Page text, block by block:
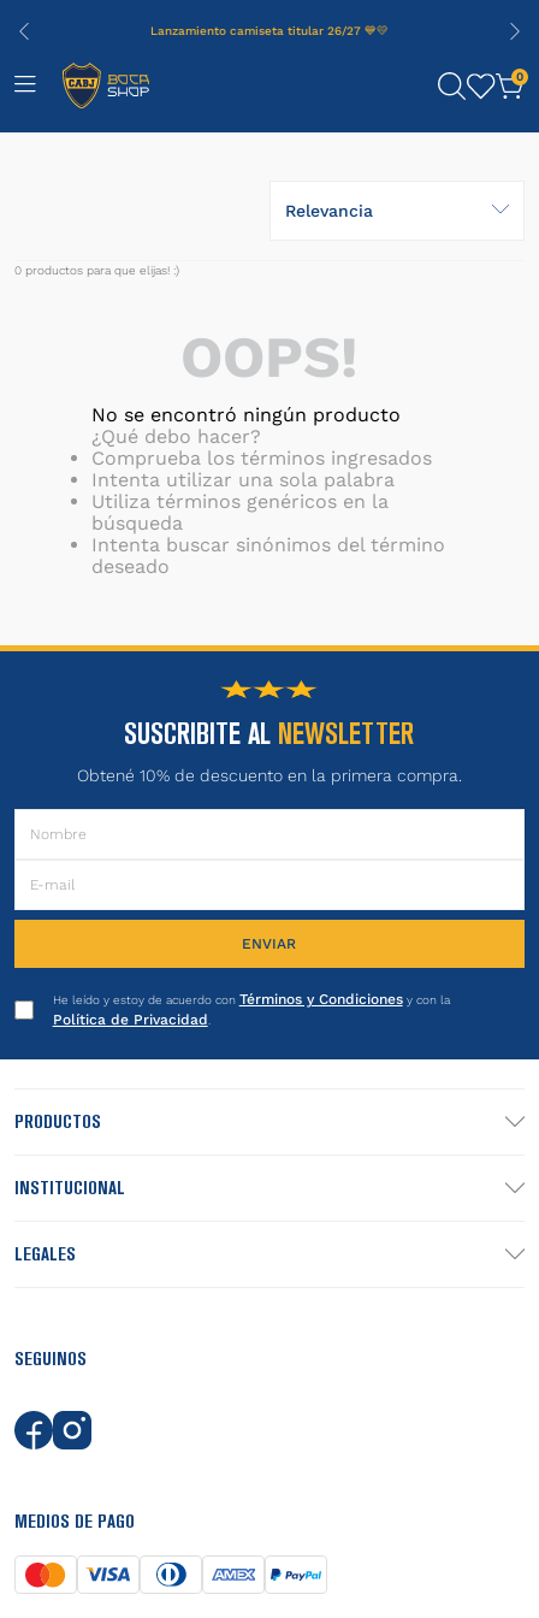
Lanzamiento camiseta titular 26/27 💙💛
0
Relevancia
0 productos
OOPS!
No se encontró ningún producto
¿Qué debo hacer?
Comprueba los términos ingresados
Intenta utilizar una sola palabra
Utiliza términos genéricos en la
búsqueda
Intenta buscar sinónimos del término
deseado
SUSCRIBITE AL NEWSLETTER
Obtené 10% de descuento en la primera compra.
ENVIAR
He leído y estoy de acuerdo con Términos y Condicionesy con la
Política de Privacidad
PRODUCTOS
INSTITUCIONAL
LEGALES
SEGUINOS
MEDIOS DE PAGO